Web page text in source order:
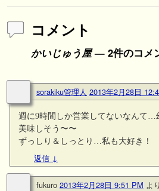
コメント
かいじゅう屋— 2件のコメ
sorakiku管理人 2013年2月28日
週に9時間しか営業してないなんて…
美味しそう〜〜
ずっしり＆しっとり…私も大好き！
返信 ↓
fukuro 2013年2月28日 9:51 PM よ